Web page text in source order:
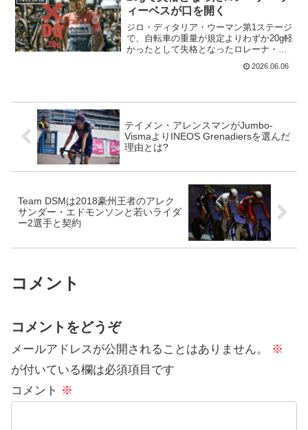
ィーベスが口を開く
ジロ・ディタリア・ウーマン第1ステージ
で、自転車の重量が規定よりわずか20g軽
かったとして失格となったロレーナ・ウ
ィーベスが、沈黙を破り現在の心境を語
った。ロレーナ・ウィーベスはポッドキ
2026.06.06
テイメン・アレンスマンがJumbo-
VismaよりINEOS Grenadiersを選んだ
理由とは?
Team DSMは2018豪州王者のアレク
サンダー・エドモンソンと若いライダ
ー2選手と契約
コメント
コメントをどうぞ
メールアドレスが公開されることはありません。
※
が付いている欄は必須項目です
コメント ※